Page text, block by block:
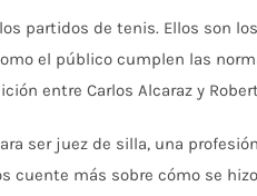
partidos de tenis. Ellos son
el público cumplen las
entre Carlos Alcaraz y
ser juez de silla, una
cuente más sobre cómo se